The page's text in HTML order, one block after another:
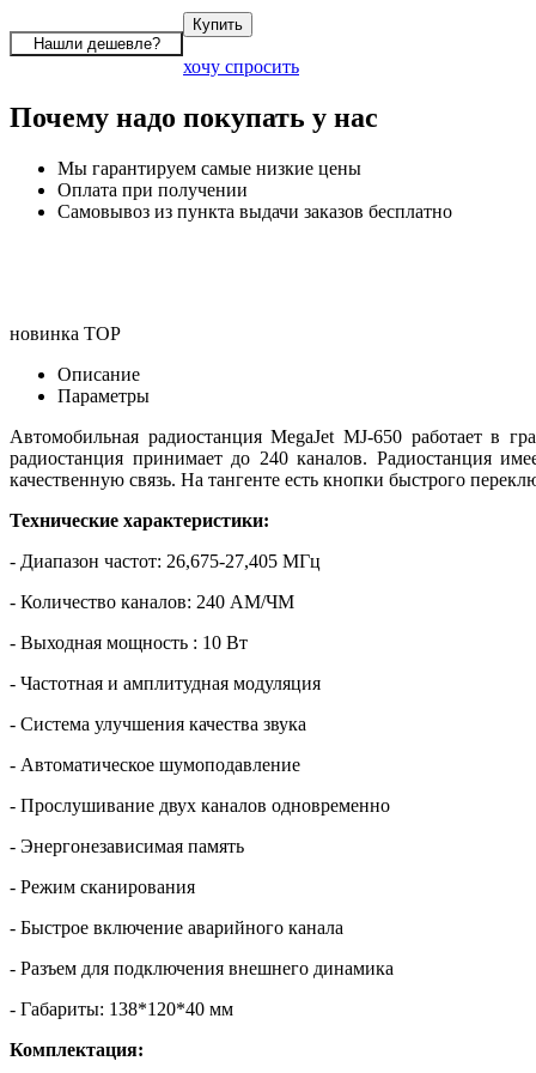
хочу спросить
Почему надо покупать у нас
Мы гарантируем самые низкие цены
Оплата при получении
Самовывоз из пункта выдачи заказов бесплатно
новинка TOP
Описание
Параметры
Автомобильная радиостанция MegaJet MJ-650 работает в
радиостанция принимает до 240 каналов. Радиостанция
качественную связь. На тангенте есть кнопки быстрого
Технические характеристики:
- Диапазон частот: 26,675-27,405 МГц
- Количество каналов: 240 АМ/ЧМ
- Выходная мощность : 10 Вт
- Частотная и амплитудная модуляция
- Система улучшения качества звука
- Автоматическое шумоподавление
- Прослушивание двух каналов одновременно
- Энергонезависимая память
- Режим сканирования
- Быстрое включение аварийного канала
- Разъем для подключения внешнего динамика
- Габариты: 138*120*40 мм
Комплектация: